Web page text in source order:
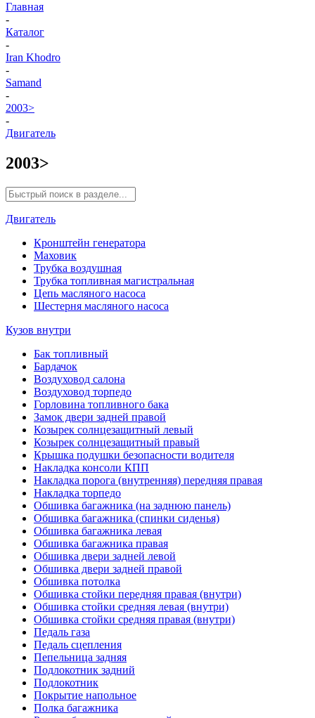
Главная
-
Каталог
-
Iran Khodro
-
Samand
-
2003>
-
Двигатель
2003>
Двигатель
Кронштейн генератора
Маховик
Трубка воздушная
Трубка топливная магистральная
Цепь масляного насоса
Шестерня масляного насоса
Кузов внутри
Бак топливный
Бардачок
Воздуховод салона
Воздуховод торпедо
Горловина топливного бака
Замок двери задней правой
Козырек солнцезащитный левый
Козырек солнцезащитный правый
Крышка подушки безопасности водителя
Накладка консоли КПП
Накладка порога (внутренняя) передняя правая
Накладка торпедо
Обшивка багажника (на заднюю панель)
Обшивка багажника (спинки сиденья)
Обшивка багажника левая
Обшивка багажника правая
Обшивка двери задней левой
Обшивка двери задней правой
Обшивка потолка
Обшивка стойки передняя правая (внутри)
Обшивка стойки средняя левая (внутри)
Обшивка стойки средняя правая (внутри)
Педаль газа
Педаль сцепления
Пепельница задняя
Подлокотник задний
Подлокотник
Покрытие напольное
Полка багажника